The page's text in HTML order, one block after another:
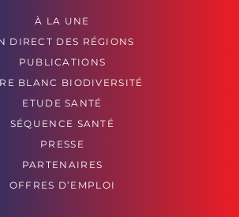
À LA UNE
DIRECT DES RÉGIONS
PUBLICATIONS
BLANC BIODIVERSITÉ
ETUDE SANTÉ
SÉQUENCE SANTÉ
PRESSE
PARTENAIRES
OFFRES D’EMPLOI